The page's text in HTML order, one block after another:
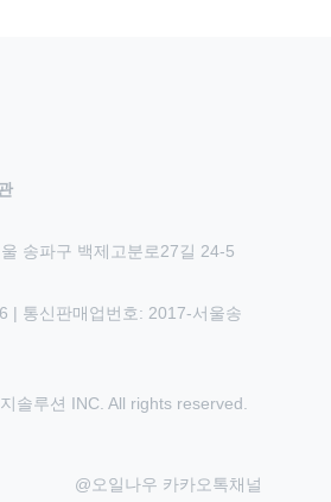
송파구 백제고분로27길 24-5
| 통신판매업번호: 2017-서울송
솔루션 INC. All rights reserved.
@오일나우 카카오톡채널